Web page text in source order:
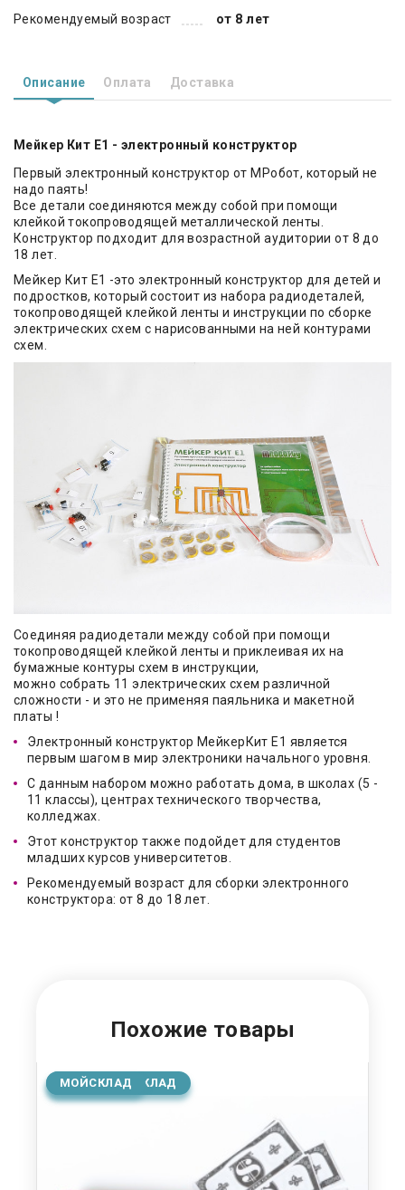
Рекомендуемый возраст
от 8 лет
Описание Оплата Доставка
Мейкер Кит Е1 - электронный конструктор
Первый электронный конструктор от МРобот, который не
надо паять!
Все детали соединяются между собой при помощи
клейкой токопроводящей металлической ленты.
Конструктор подходит для возрастной аудитории от 8 до
18 лет.
Мейкер Кит Е1 -это электронный конструктор для детей и
подростков, который состоит из набора радиодеталей,
токопроводящей клейкой ленты и инструкции по сборке
электрических схем с нарисованными на ней контурами
схем.
Соединяя радиодетали между собой при помощи
токопроводящей клейкой ленты и приклеивая их на
бумажные контуры схем в инструкции,
можно собрать 11 электрических схем различной
сложности - и это не применяя паяльника и макетной
платы !
Электронный конструктор МейкерКит Е1 является
первым шагом в мир электроники начального уровня.
С данным набором можно работать дома, в школах (5 -
11 классы), центрах технического творчества,
колледжах.
Этот конструктор также подойдет для студентов
младших курсов университетов.
Рекомендуемый возраст для сборки электронного
конструктора: от 8 до 18 лет.
Похожие товары
ОСНОВНОЙ СКЛАД
МОЙСКЛАД